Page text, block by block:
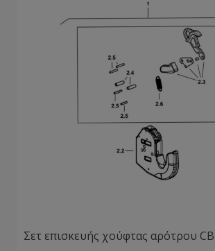
Σετ επισκευής χούφτας αρότρου